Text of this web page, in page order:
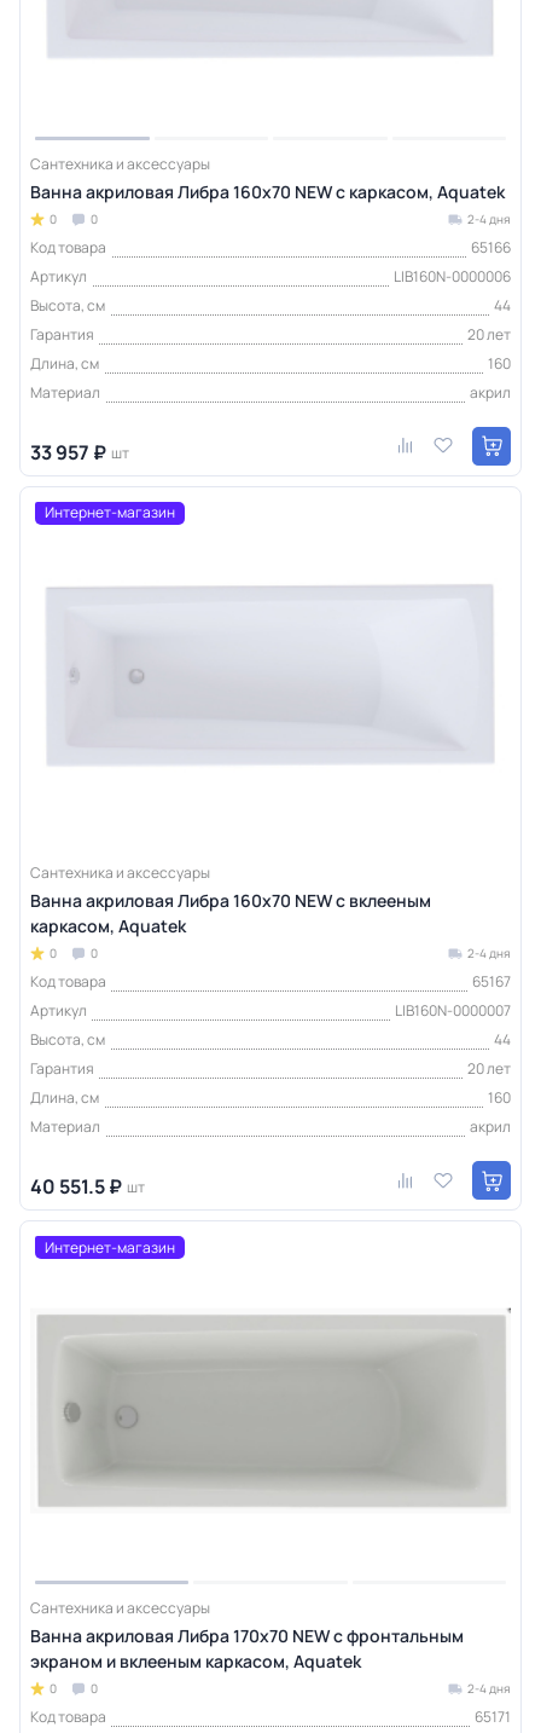
Сантехника и аксессуары
Ванна акриловая Либра 160х70 NEW с каркасом, Aquatek
0 0 2-4 дня
Код товара
65166
Артикул
LIB160N-0000006
Высота, см
44
Гарантия
20 лет
Длина, см
160
Материал
акрил
33 957 ₽ шт
Интернет-магазин
Сантехника и аксессуары
Ванна акриловая Либра 160х70 NEW с вклееным
каркасом, Aquatek
0 0 2-4 дня
Код товара
65167
Артикул
LIB160N-0000007
Высота, см
44
Гарантия
20 лет
Длина, см
160
Материал
акрил
40 551.5 ₽ шт
Интернет-магазин
Сантехника и аксессуары
Ванна акриловая Либра 170x70 NEW с фронтальным
экраном и вклееным каркасом, Aquatek
0 0 2-4 дня
Код товара
65171